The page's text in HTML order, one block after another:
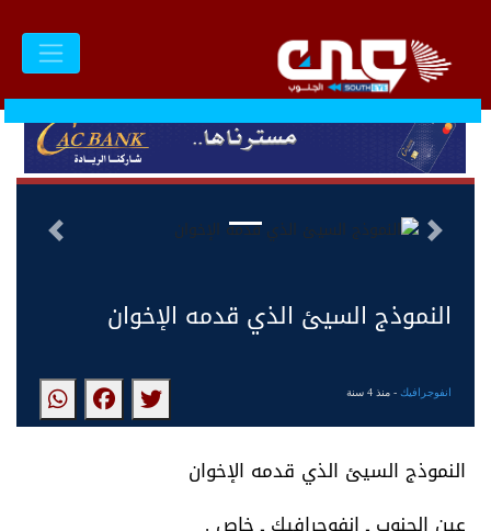
التالى السابق
النموذج السيئ الذي قدمه الإخوان
انفوجرافيك- منذ 4 سنة
النموذج السيئ الذي قدمه الإخوان